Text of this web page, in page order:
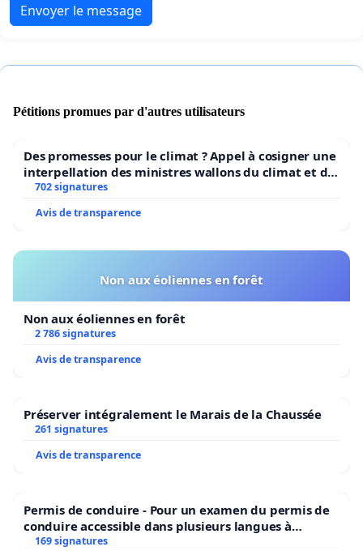
Envoyer le message
Pétitions promues par d'autres utilisateurs
Des promesses pour le climat ? Appel à cosigner une
interpellation des ministres wallons du climat et de
l’environnement.
702 signatures
Avis de transparence
Non aux éoliennes en forêt
Non aux éoliennes en forêt
2 786 signatures
Avis de transparence
Préserver intégralement le Marais de la Chaussée
261 signatures
Avis de transparence
Permis de conduire - Pour un examen du permis de
conduire accessible dans plusieurs langues à
Bruxelles
169 signatures